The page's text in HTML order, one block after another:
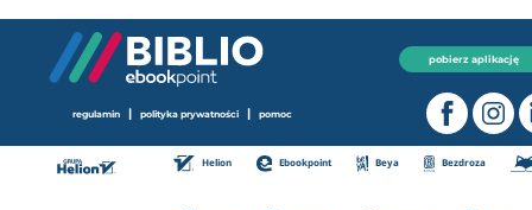
pobierz aplikację
regulamin | polityka prywatności | pomoc
Helion Ebookpoint Beya Bezdroza